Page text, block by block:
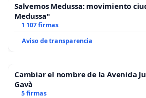
Salvemos Medussa: movimiento
Medussa"
1 107 firmas
Aviso de transparencia
Cambiar el nombre de la Avenida
Gavà
5 firmas